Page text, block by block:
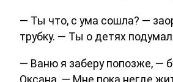
— Ты что, с ума сошла? —
трубку. — Ты о детях
— Ваню я заберу попозже, —
Оксана. — Мне пока негде